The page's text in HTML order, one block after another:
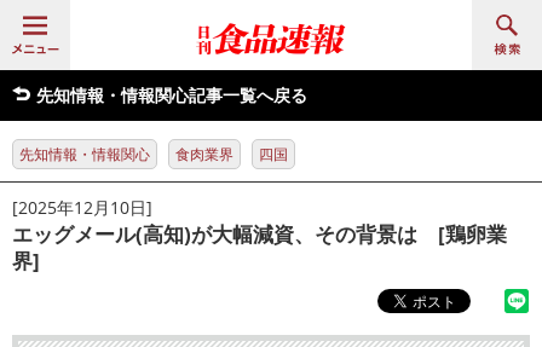
先知情報・情報関心記事一覧へ戻る
先知情報・情報関心 食肉業界 四国
[2025年12月10日]
エッグメール(高知)が大幅減資、その背景は [鶏卵業
界]